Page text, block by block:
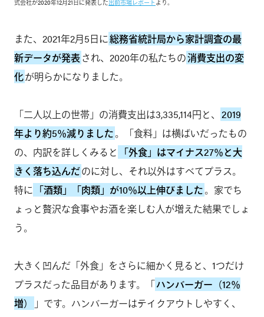
式会社が2020年12月21日に発表した出前市場レポート より。
また、2021年2月5日に総務省統計局から家計調査の最
新データが発表され、2020年の私たちの消費支出の変
化が明らかになりました。
「二人以上の世帯」の消費支出は3,335,114円と、 2019
年より約5％減りました。「食料」は横ばいだったもの
の、内訳を詳しくみると
「外食」はマイナス27％と大
きく落ち込んだのに対し、それ以外はすべてプラス。
特に 「酒類」「肉類」が10％以上伸びました。家でち
ょっと贅沢な食事やお酒を楽しむ人が増えた結果でしょ
う。
大きく凹んだ「外食」をさらに細かく見ると、1つだけ
プラスだった品目があります。「ハンバーガー（12％
増）
」です。ハンバーガーはテイクアウトしやすく、